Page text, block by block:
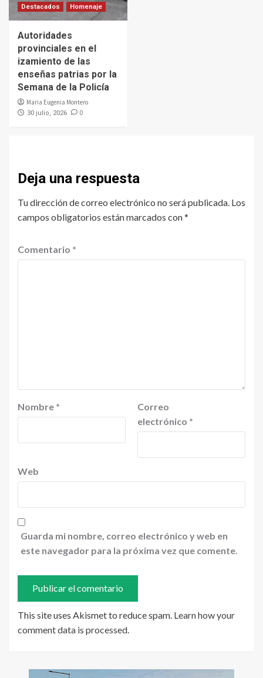
Destacados Homenaje
Autoridades
provinciales en el
izamiento de las
enseñas patrias por la
Semana de la Policía
Maria Eugenia Montero
30 julio, 2026 0
Deja una respuesta
Tu dirección de correo electrónico no será publicada. Los
campos obligatorios están marcados con*
Comentario *
Nombre *
Correo
electrónico *
Web
Guarda mi nombre, correo electrónico y web en
este navegador para la próxima vez que comente.
This site uses Akismet to reduce spam. Learn how your
comment data is processed